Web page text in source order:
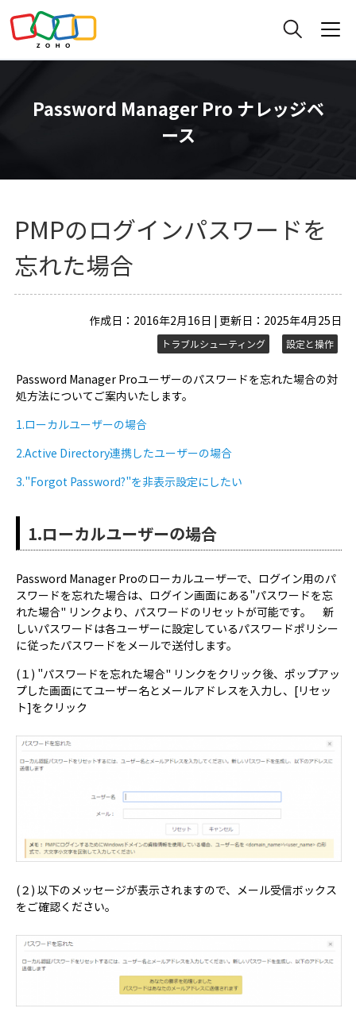
Password Manager Pro ナレッジベ
ース
PMPのログインパスワードを
忘れた場合
作成日：2016年2月16日 | 更新日：2025年4月25日
トラブルシューティング 設定と操作
Password Manager Proユーザーのパスワードを忘れた場合の対
処方法についてご案内いたします。
1.ローカルユーザーの場合
2.Active Directory連携したユーザーの場合
3."Forgot Password?"を非表示設定にしたい
1.ローカルユーザーの場合
Password Manager Proのローカルユーザーで、ログイン用のパ
スワードを忘れた場合は、ログイン画面にある"パスワードを忘
れた場合" リンクより、パスワードのリセットが可能です。 新
しいパスワードは各ユーザーに設定しているパスワードポリシー
に従ったパスワードをメールで送付します。
(１) "パスワードを忘れた場合" リンクをクリック後、ポップアッ
プした画面にてユーザー名とメールアドレスを入力し、[リセッ
ト]をクリック
(２) 以下のメッセージが表示されますので、メール受信ボックス
をご確認ください。